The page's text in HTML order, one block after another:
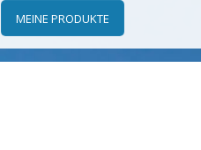
MEINE PRODUKTE